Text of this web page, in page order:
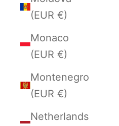
(EUR €)
Monaco
(EUR €)
Montenegro
(EUR €)
Netherlands